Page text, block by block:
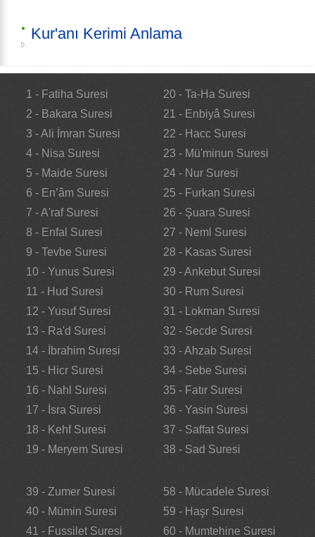
Kur'anı Kerimi Anlama
1 - Fatiha Suresi
2 - Bakara Suresi
3 - Ali İmran Suresi
4 - Nisa Suresi
5 - Maide Suresi
6 - En’âm Suresi
7 - A'raf Suresi
8 - Enfal Suresi
9 - Tevbe Suresi
10 - Yunus Suresi
11 - Hud Suresi
12 - Yusuf Suresi
13 - Ra'd Suresi
14 - İbrahim Suresi
15 - Hicr Suresi
16 - Nahl Suresi
17 - İsra Suresi
18 - Kehf Suresi
19 - Meryem Suresi
20 - Ta-Ha Suresi
21 - Enbiyâ Suresi
22 - Hacc Suresi
23 - Mü'minun Suresi
24 - Nur Suresi
25 - Furkan Suresi
26 - Şuara Suresi
27 - Neml Suresi
28 - Kasas Suresi
29 - Ankebut Suresi
30 - Rum Suresi
31 - Lokman Suresi
32 - Secde Suresi
33 - Ahzab Suresi
34 - Sebe Suresi
35 - Fatır Suresi
36 - Yasin Suresi
37 - Saffat Suresi
38 - Sad Suresi
39 - Zumer Suresi
40 - Mümin Suresi
41 - Fussilet Suresi
58 - Mücadele Suresi
59 - Haşr Suresi
60 - Mumtehine Suresi